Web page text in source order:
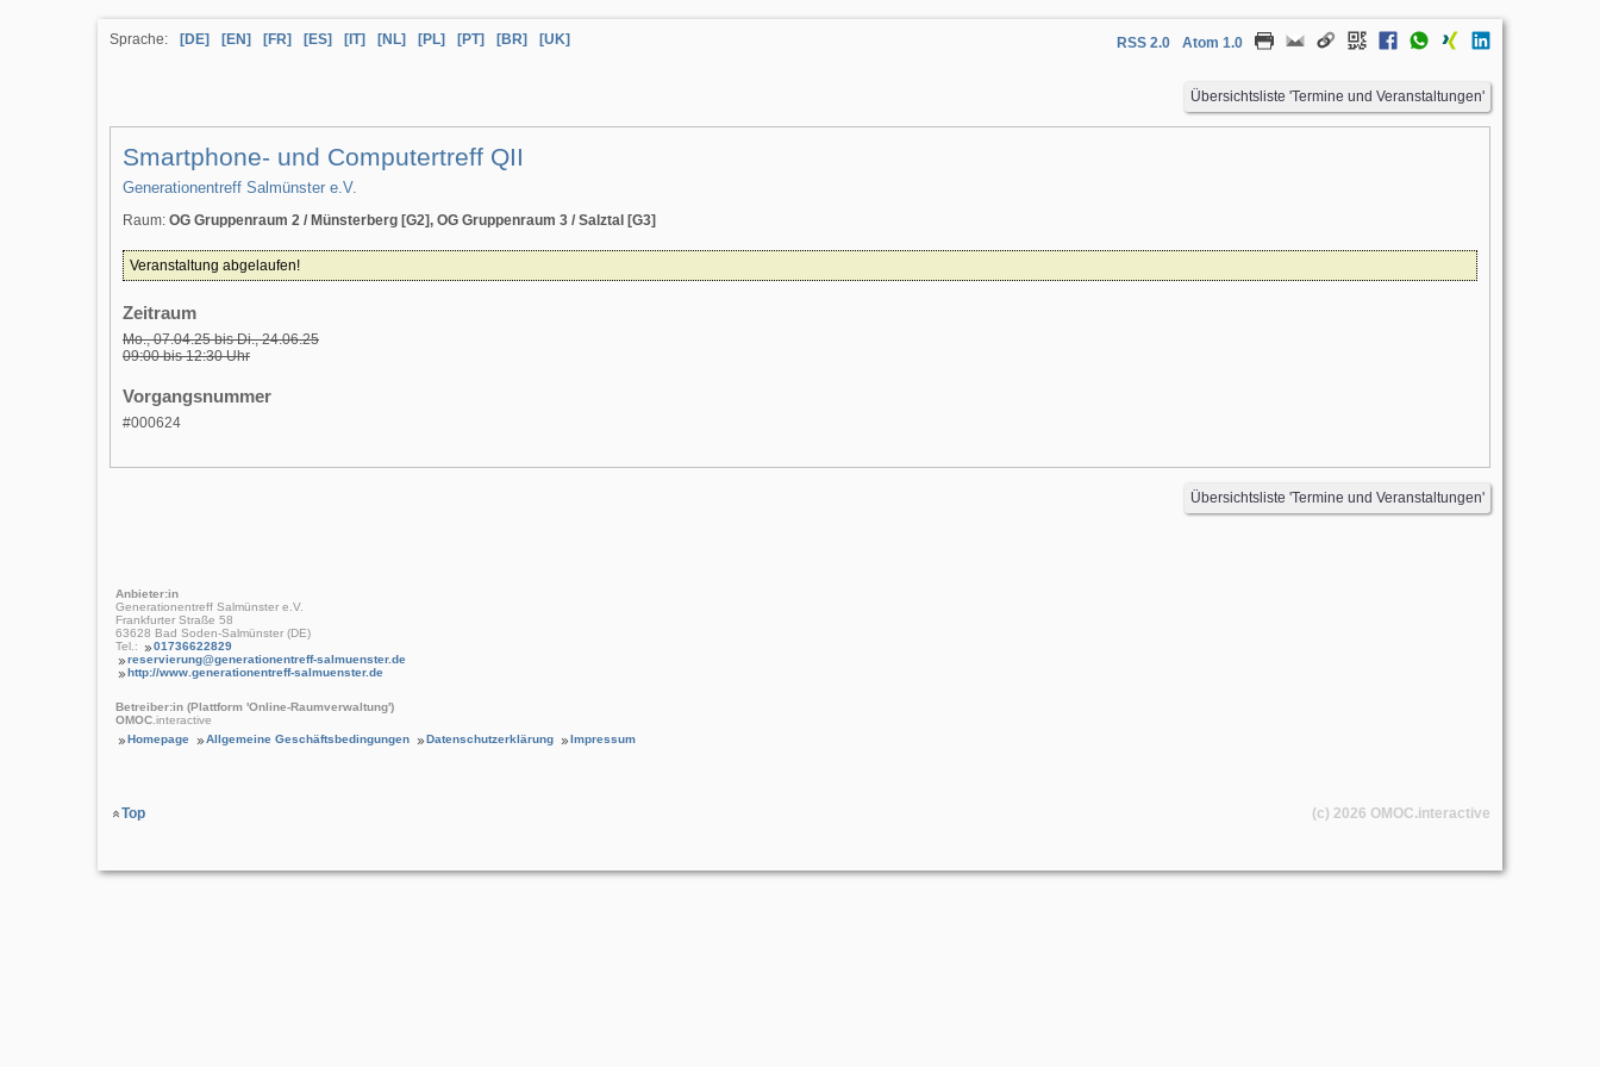
Sprache: [DE] [EN] [FR] [ES] [IT] [NL] [PL] [PT] [BR] [UK] RSS 2.0 Atom 1.0
Übersichtsliste 'Termine und Veranstaltungen'
Smartphone- und Computertreff QII
Generationentreff Salmünster e.V.
Raum: OG Gruppenraum 2 / Münsterberg [G2], OG Gruppenraum 3 / Salztal [G3]
Veranstaltung abgelaufen!
Zeitraum
Mo., 07.04.25 bis Di., 24.06.25
09:00 bis 12:30 Uhr
Vorgangsnummer
#000624
Übersichtsliste 'Termine und Veranstaltungen'
Anbieter:in
Generationentreff Salmünster e.V.
Frankfurter Straße 58
63628 Bad Soden-Salmünster (DE)
Tel.:
01736622829
reservierung@generationentreff-salmuenster.de
http://www.generationentreff-salmuenster.de
Betreiber:in (Plattform 'Online-Raumverwaltung')
OMOC .interactive
Homepage
Allgemeine Geschäftsbedingungen Datenschutzerklärung Impressum
Top (c) 2026 OMOC.interactive